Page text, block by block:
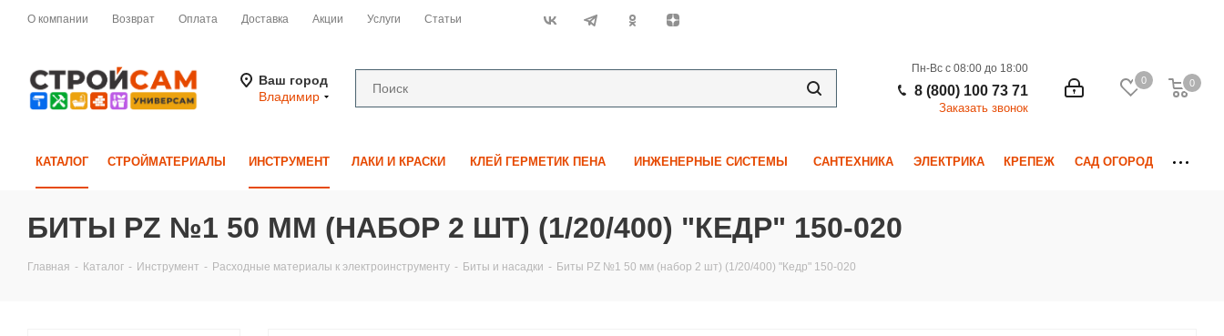
О компании Возврат Оплата Доставка Акции Услуги Статьи
Ваш город
Владимир
0 0
0
Пн-Вс с 08:00 до 18:00
8 (800) 100 73 71
Заказать звонок
КАТАЛОГ СТРОЙМАТЕРИАЛЫ ИНСТРУМЕНТ ЛАКИ И КРАСКИ КЛЕЙ ГЕРМЕТИК ПЕНА ИНЖЕНЕРНЫЕ СИСТЕМЫ САНТЕХНИКА ЭЛЕКТРИКА КРЕПЕЖ САД ОГОРОД
БИТЫ PZ №1 50 ММ (НАБОР 2 ШТ) (1/20/400) "КЕДР" 150-020
Главная - Каталог - Инструмент - Расходные материалы к электроинструменту - Биты и насадки - Биты PZ №1 50 мм (набор 2 шт) (1/20/400) "Кедр" 150-020